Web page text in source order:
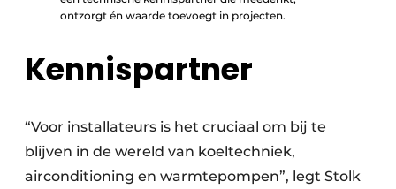
ontzorgt én waarde toevoegt in projecten.
Kennispartner
“Voor installateurs is het cruciaal om bij te
blijven in de wereld van koeltechniek,
airconditioning en warmtepompen”, legt Stolk